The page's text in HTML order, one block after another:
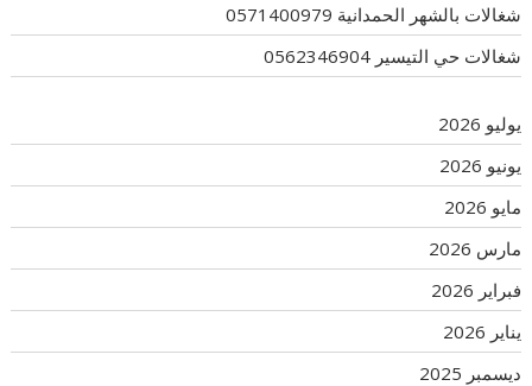
شغالات بالشهر الحمدانية 0571400979
شغالات حي التيسير 0562346904
يوليو 2026
يونيو 2026
مايو 2026
مارس 2026
فبراير 2026
يناير 2026
ديسمبر 2025